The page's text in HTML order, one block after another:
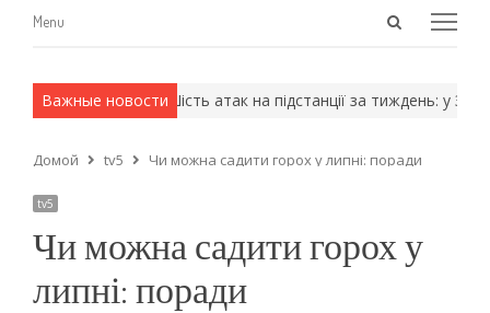
Open
Menu
Menu
Важные новости
методы. Шість атак на підстанції за тиждень: у
Домой tv5 Чи можна садити горох у липні: поради
tv5
Чи можна садити горох у
липні: поради